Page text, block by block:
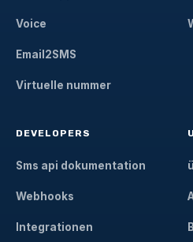
Voice
Email2SMS
Virtuelle nummer
DEVELOPERS
Sms api dokumentation
Webhooks
Integrationen